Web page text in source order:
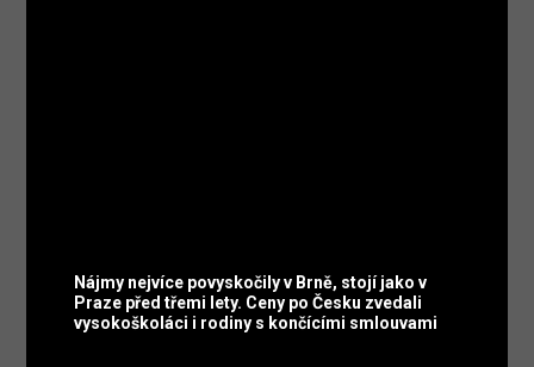
Nájmy nejvíce povyskočily v Brně, stojí jako v
Praze před třemi lety. Ceny po Česku zvedali
vysokoškoláci i rodiny s končícími smlouvami